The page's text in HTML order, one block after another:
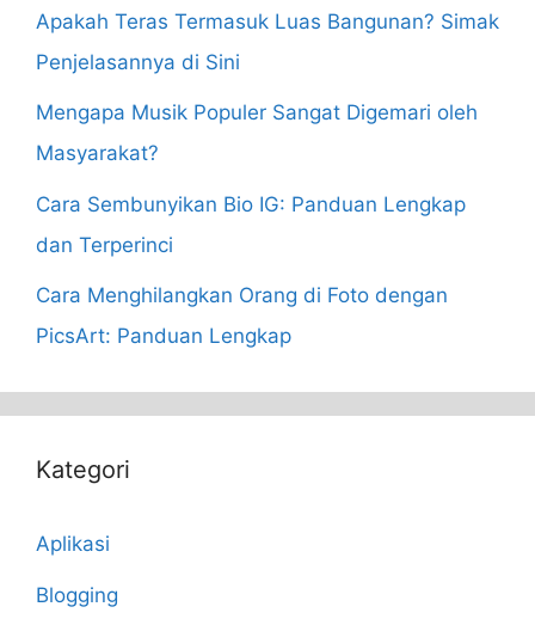
Apakah Teras Termasuk Luas Bangunan? Simak
Penjelasannya di Sini
Mengapa Musik Populer Sangat Digemari oleh
Masyarakat?
Cara Sembunyikan Bio IG: Panduan Lengkap
dan Terperinci
Cara Menghilangkan Orang di Foto dengan
PicsArt: Panduan Lengkap
Kategori
Aplikasi
Blogging